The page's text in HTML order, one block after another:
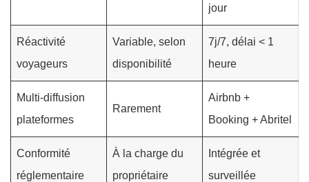
jour
Réactivité
voyageurs
Variable, selon
disponibilité
7j/7, délai < 1
heure
Multi-diffusion
plateformes
Rarement
Airbnb +
Booking + Abritel
Conformité
réglementaire
À la charge du
propriétaire
Intégrée et
surveillée